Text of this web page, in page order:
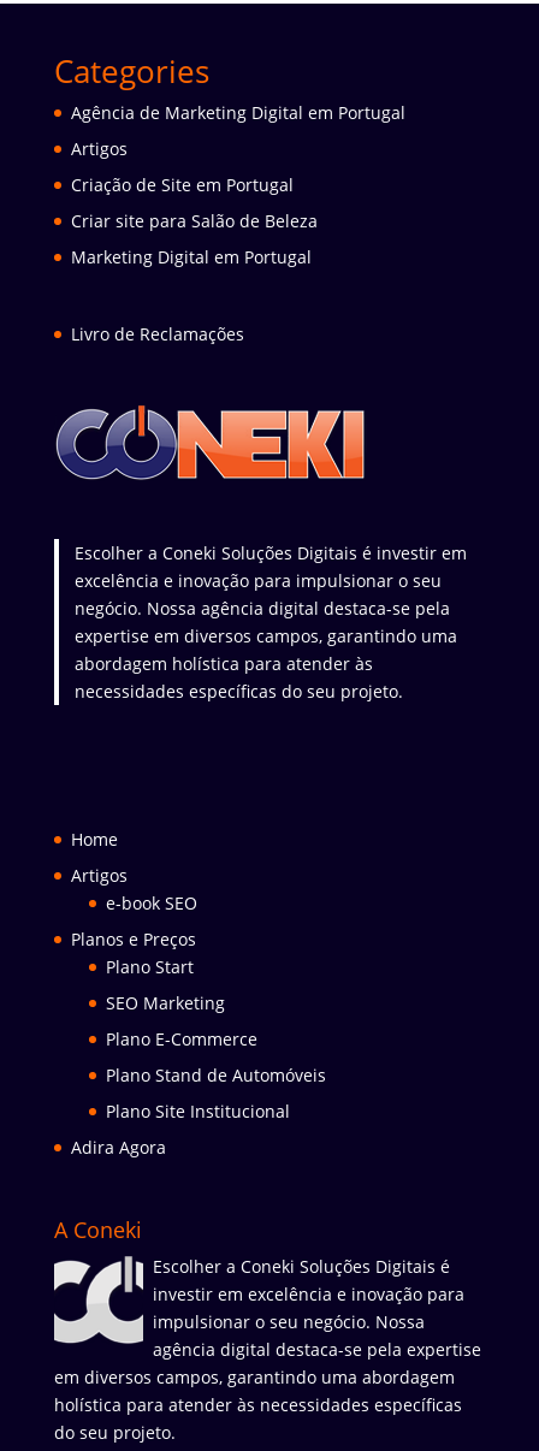
Categories
Agência de Marketing Digital em Portugal
Artigos
Criação de Site em Portugal
Criar site para Salão de Beleza
Marketing Digital em Portugal
Livro de Reclamações
Escolher a Coneki Soluções Digitais é investir em
excelência e inovação para impulsionar o seu
negócio. Nossa agência digital destaca-se pela
expertise em diversos campos, garantindo uma
abordagem holística para atender às
necessidades específicas do seu projeto.
Home
Artigos
e-book SEO
Planos e Preços
Plano Start
SEO Marketing
Plano E-Commerce
Plano Stand de Automóveis
Plano Site Institucional
Adira Agora
A Coneki
Escolher a Coneki Soluções Digitais é
investir em excelência e inovação para
impulsionar o seu negócio. Nossa
agência digital destaca-se pela expertise
em diversos campos, garantindo uma abordagem
holística para atender às necessidades específicas
do seu projeto.